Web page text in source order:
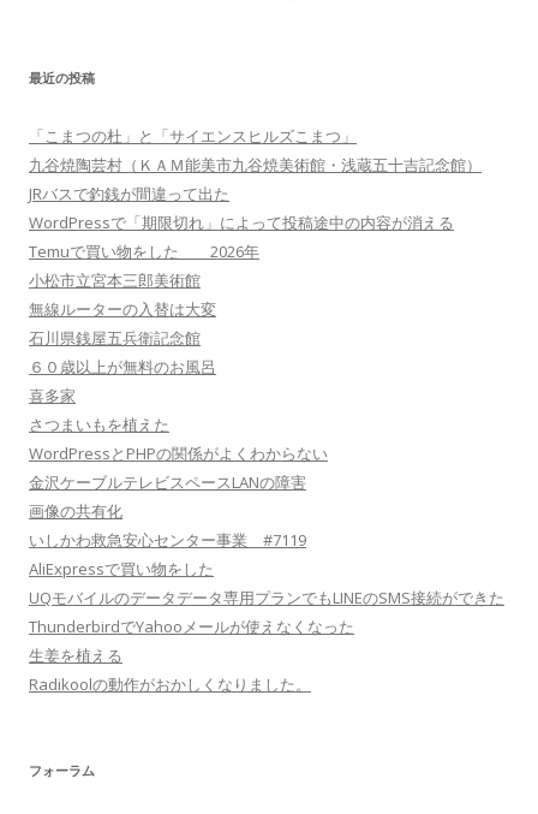
最近の投稿
「こまつの杜」と「サイエンスヒルズこまつ」
九谷焼陶芸村（ＫＡＭ能美市九谷焼美術館・浅蔵五十吉記念館）
JRバスで釣銭が間違って出た
WordPressで「期限切れ」によって投稿途中の内容が消える
Temuで買い物をした 2026年
小松市立宮本三郎美術館
無線ルーターの入替は大変
石川県銭屋五兵衛記念館
６０歳以上が無料のお風呂
喜多家
さつまいもを植えた
WordPressとPHPの関係がよくわからない
金沢ケーブルテレビスペースLANの障害
画像の共有化
いしかわ救急安心センター事業 #7119
AliExpressで買い物をした
UQモバイルのデータデータ専用プランでもLINEのSMS接続ができた
ThunderbirdでYahooメールが使えなくなった
生姜を植える
Radikoolの動作がおかしくなりました。
フォーラム